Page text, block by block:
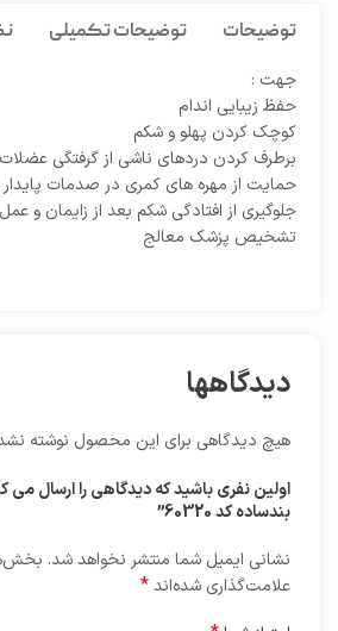
توضیحات توضیحات تکمیلی
جهت :
حفظ زیبایی اندام
کوچک کردن پهلو و شکم
برطرف کردن دردهای ناشی از گرفتگی
حمایت از مهره های کمری در صدمات
جلوگیری از افتادگی شکم بعد از زایمان و
تشخیص پزشک معالج
دیدگاهها
هیچ دیدگاهی برای این محصول نوشته
اولین نفری باشید که دیدگاهی را ارسال می
بندساده کد 60320”
نشانی ایمیل شما منتشر نخواهد شد.
علامت‌گذاری شده‌اند*